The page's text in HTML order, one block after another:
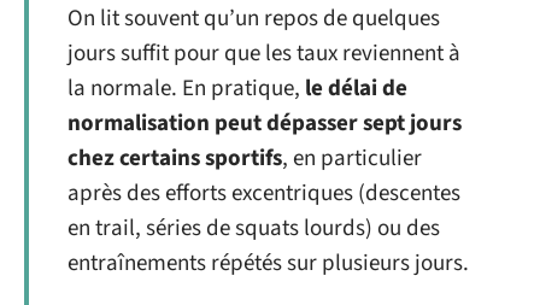
On lit souvent qu’un repos de quelques
jours suffit pour que les taux reviennent à
la normale. En pratique, le délai de
normalisation peut dépasser sept jours
chez certains sportifs, en particulier
après des efforts excentriques (descentes
en trail, séries de squats lourds) ou des
entraînements répétés sur plusieurs jours.